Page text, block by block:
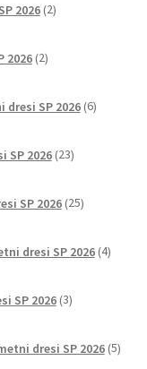
2026 2izdelka
2026 2izdelka
SP 2026 6izdelkov
SP 2026 23izdelkov
SP 2026 25izdelkov
dresi SP 2026 4izdelki
SP 2026 3izdelki
dresi SP 2026 5